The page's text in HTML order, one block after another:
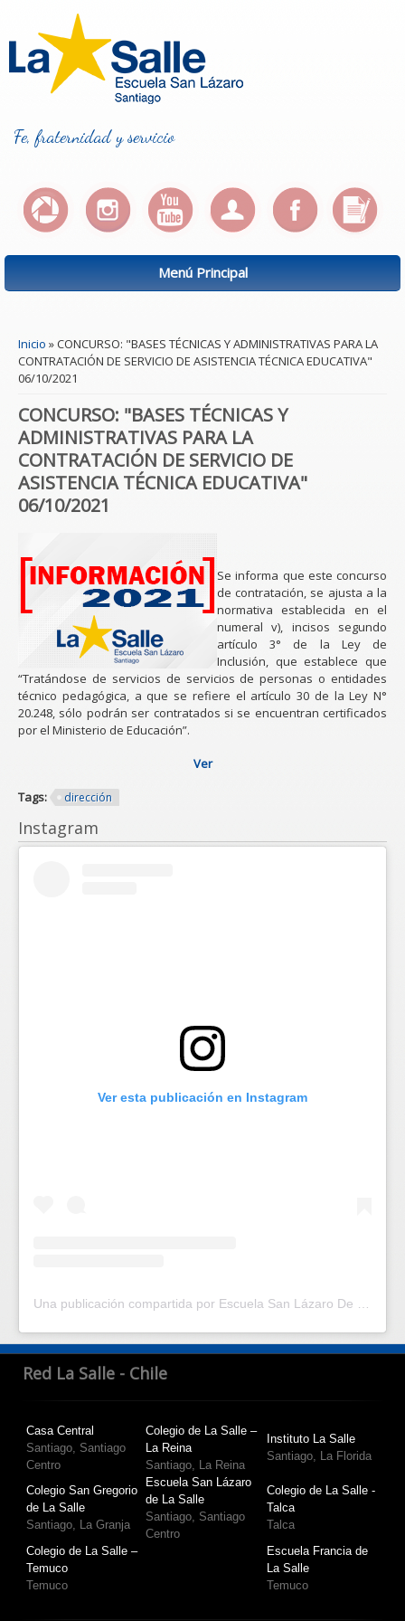
Fe, fraternidad y servicio
Menú Principal
Se encuentra usted aquí
Inicio » CONCURSO: "BASES TÉCNICAS Y ADMINISTRATIVAS PARA LA
CONTRATACIÓN DE SERVICIO DE ASISTENCIA TÉCNICA EDUCATIVA"
06/10/2021
CONCURSO: "BASES TÉCNICAS Y
ADMINISTRATIVAS PARA LA
CONTRATACIÓN DE SERVICIO DE
ASISTENCIA TÉCNICA EDUCATIVA"
06/10/2021
Se informa que este concurso
de contratación, se ajusta a la
normativa establecida en el
numeral v), incisos segundo
artículo 3° de la Ley de
Inclusión, que establece que
“Tratándose de servicios de servicios de personas o entidades
técnico pedagógica, a que se refiere el artículo 30 de la Ley N°
20.248, sólo podrán ser contratados si se encuentran certificados
por el Ministerio de Educación”.
Ver
Tags: dirección
Instagram
Ver esta publicación en Instagram
Red La Salle - Chile
Casa Central
Santiago, Santiago
Centro
Colegio de La Salle –
La Reina
Santiago, La Reina
Instituto La Salle
Santiago, La Florida
Colegio San Gregorio
de La Salle
Santiago, La Granja
Escuela San Lázaro
de La Salle
Santiago, Santiago
Centro
Colegio de La Salle -
Talca
Talca
Colegio de La Salle –
Temuco
Temuco
Escuela Francia de
La Salle
Temuco